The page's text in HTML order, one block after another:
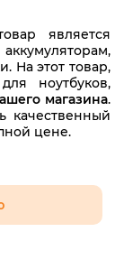
является
На этот товар,
ноутбуков,
магазина.
качественный
цене.